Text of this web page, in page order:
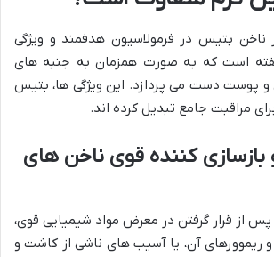
ناخن بتیس در فرمولاسیون هدفمند و ویژگی
است که به صورت همزمان به جنبه های
پوست دست می پردازد. این ویژگی ها، بتیس
مراقبت جامع تبدیل کرده اند.
بازسازی کننده قوی ناخن های
از قرار گرفتن در معرض مواد شیمیایی قوی،
و ریموورهای آن، یا آسیب های ناشی از کاشت و